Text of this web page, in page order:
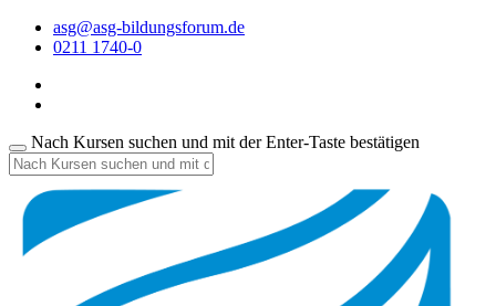
asg@asg-bildungsforum.de
0211 1740-0
Nach Kursen suchen und mit der Enter-Taste bestätigen